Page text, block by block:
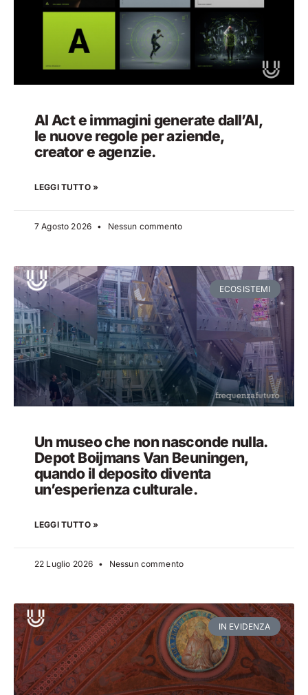
AI Act e immagini generate dall’AI,
le nuove regole per aziende,
creator e agenzie.
LEGGI TUTTO »
7 Agosto 2026 Nessun commento
ECOSISTEMI
Un museo che non nasconde nulla.
Depot Boijmans Van Beuningen,
quando il deposito diventa
un’esperienza culturale.
LEGGI TUTTO »
22 Luglio 2026 Nessun commento
IN EVIDENZA